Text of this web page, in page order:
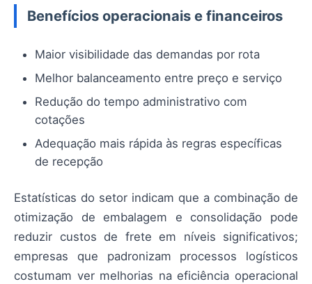
Benefícios operacionais e financeiros
Maior visibilidade das demandas por rota
Melhor balanceamento entre preço e serviço
Redução do tempo administrativo com
cotações
Adequação mais rápida às regras específicas
de recepção
Estatísticas do setor indicam que a combinação de
otimização de embalagem e consolidação pode
reduzir custos de frete em níveis significativos;
empresas que padronizam processos logísticos
costumam ver melhorias na eficiência operacional